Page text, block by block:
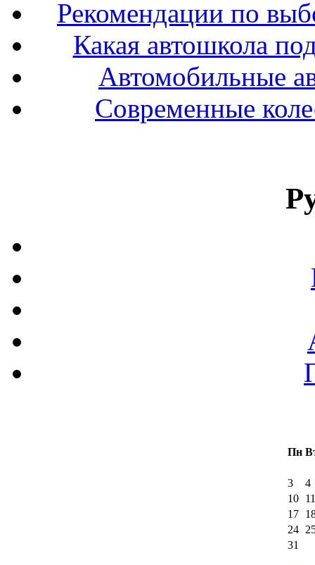
Рекомендации по
Какая автошкола
Автомобильные
Современные
Пн
3
4
10
11
17
24
31